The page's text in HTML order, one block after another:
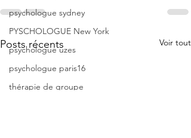
psychologue sydney
PYSCHOLOGUE New York
psychologue uzes
psychologue paris16
thérapie de groupe
Posts récents Voir tout